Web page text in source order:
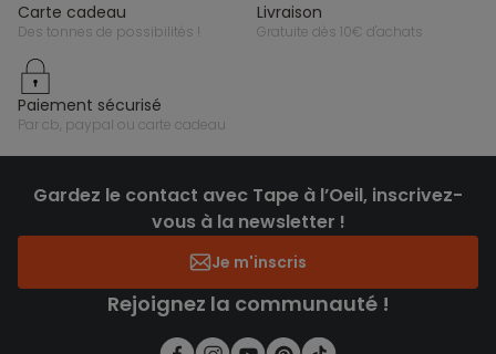
carte cadeau
des tonnes de possibilités !
livraison
gratuite dès 10€ d'achats
paiement sécurisé
par cb, paypal ou carte cadeau
Gardez le contact avec Tape à l’Oeil, inscrivez-
vous à la newsletter !
Je m'inscris
Rejoignez la communauté !